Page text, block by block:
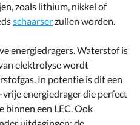
zoals lithium, nikkel of
schaarserzullen worden.
energiedragers. Waterstof is
elektrolyse wordt
In potentie is dit een
energiedrager die perfect
binnen een LEC. Ook